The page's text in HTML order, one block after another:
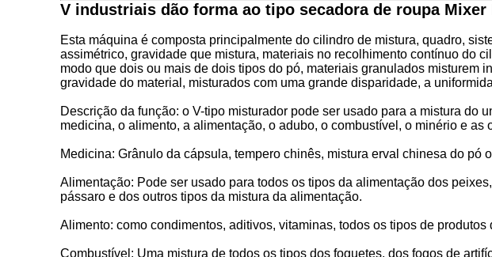
V industriais dão forma ao tipo secadora de roupa
Esta máquina é composta principalmente do cilindro de mistura, quadro,
assimétrico, gravidade que mistura, materiais no recolhimento contínuo do
modo que dois ou mais de dois tipos do pó, materiais granulados misturem
gravidade do material, misturados com uma grande disparidade, a
Descrição da função: o V-tipo misturador pode ser usado para a mistura
medicina, o alimento, a alimentação, o adubo, o combustível, o minério e as
Medicina: Grânulo da cápsula, tempero chinês, mistura erval chinesa do pó
Alimentação: Pode ser usado para todos os tipos da alimentação dos
pássaro e dos outros tipos da mistura da alimentação.
Alimento: como condimentos, aditivos, vitaminas, todos os tipos de produtos
Combustível: Uma mistura de todos os tipos dos foguetes, dos fogos de